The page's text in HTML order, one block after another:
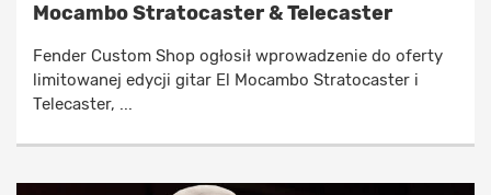
Mocambo Stratocaster & Telecaster
Fender Custom Shop ogłosił wprowadzenie do oferty
limitowanej edycji gitar El Mocambo Stratocaster i
Telecaster, ...